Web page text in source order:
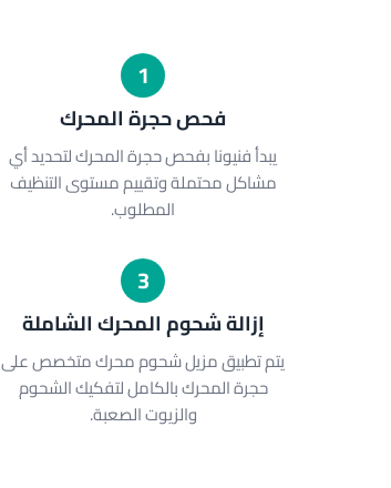
1
فحص حجرة المحرك
يبدأ فنيونا بفحص حجرة المحرك لتحديد أي
مشاكل محتملة وتقييم مستوى التنظيف
المطلوب.
3
إزالة شحوم المحرك الشاملة
يتم تطبيق مزيل شحوم محرك متخصص على
حجرة المحرك بالكامل لتفكيك الشحوم
والزيوت الصعبة.